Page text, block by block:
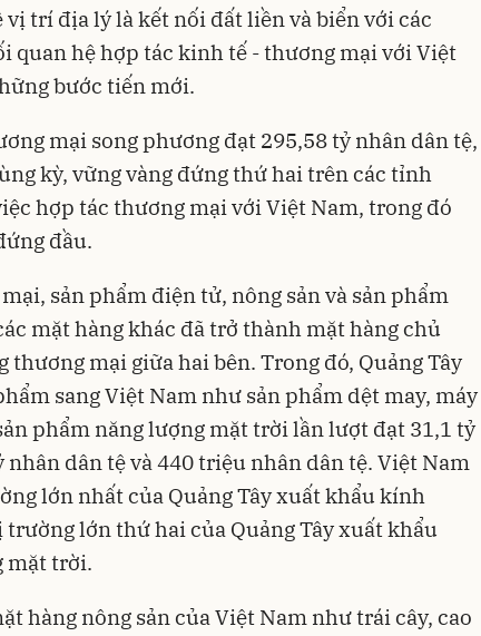
trí địa lý là kết nối đất liền và biển với các
quan hệ hợp tác kinh tế - thương mại với Việt
bước tiến mới.
mại song phương đạt 295,58 tỷ nhân dân tệ,
kỳ, vững vàng đứng thứ hai trên các tỉnh
hợp tác thương mại với Việt Nam, trong đó
đầu.
sản phẩm điện tử, nông sản và sản phẩm
mặt hàng khác đã trở thành mặt hàng chủ
thương mại giữa hai bên. Trong đó, Quảng Tây
sang Việt Nam như sản phẩm dệt may, máy
phẩm năng lượng mặt trời lần lượt đạt 31,1 tỷ
nhân dân tệ và 440 triệu nhân dân tệ. Việt Nam
lớn nhất của Quảng Tây xuất khẩu kính
trường lớn thứ hai của Quảng Tây xuất khẩu
mặt trời.
hàng nông sản của Việt Nam như trái cây, cao